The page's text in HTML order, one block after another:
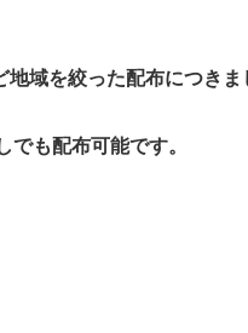
域を絞った配布につき
も配布可能です。